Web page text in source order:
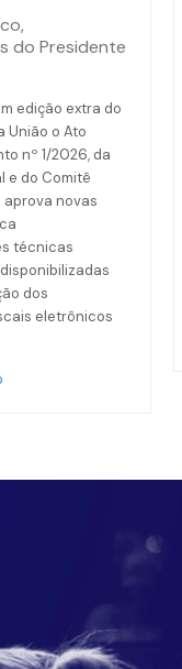
,
do Presidente
edição extra do
União o Ato
nº 1/2026, da
e do Comitê
aprova novas
técnicas
dos
eletrônicos